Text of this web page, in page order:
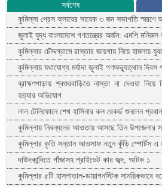
সর্বশেষ
কুমিল্লা প্রেস ক্লাবের সাবেক ৩ জন সভাপতি স্মরণে
জুলাই যুদ্ধ বাংলাদেশে গণতন্ত্রের অর্জন: এমপি মনিরুল
কুমিল্লার চৌদ্দগ্রামে রাস্তার জায়গায় নিয়ে হামলায়
কুমিল্লায় যথাযোগ্য মর্যাদা জুলাই গণঅভ্যুত্থান দিবস
ব্রাহ্মণপাড়ায় শ্বশুরবাড়িতে নাস্তা না দেওয়া নিয়ে
হত্যার অভিযোগ
লাল টেলিফোনে শেখ হাসিনার কল রেকর্ড শুনলেন
কুমিল্লায় নিবন্ধনের আওতায় আসছে তিন উপজেলার
কুমিল্লার কৃতি সন্তান আওসাফ নতুন কুঁড়ি স্পোর্টস এ
দাউদকান্দিতে গাঁজাসহ প্রাইভেট কার জব্দ, আটক ১
কুমিল্লার ৫টি হাসপাতাল-ডায়াগনস্টিক সাময়িকভাবে